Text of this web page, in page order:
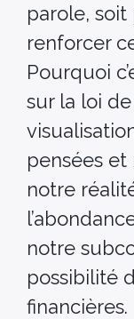
parole, soit
renforcer
Pourquoi
sur la loi
pensées
notre
notre
possibilité
financières.